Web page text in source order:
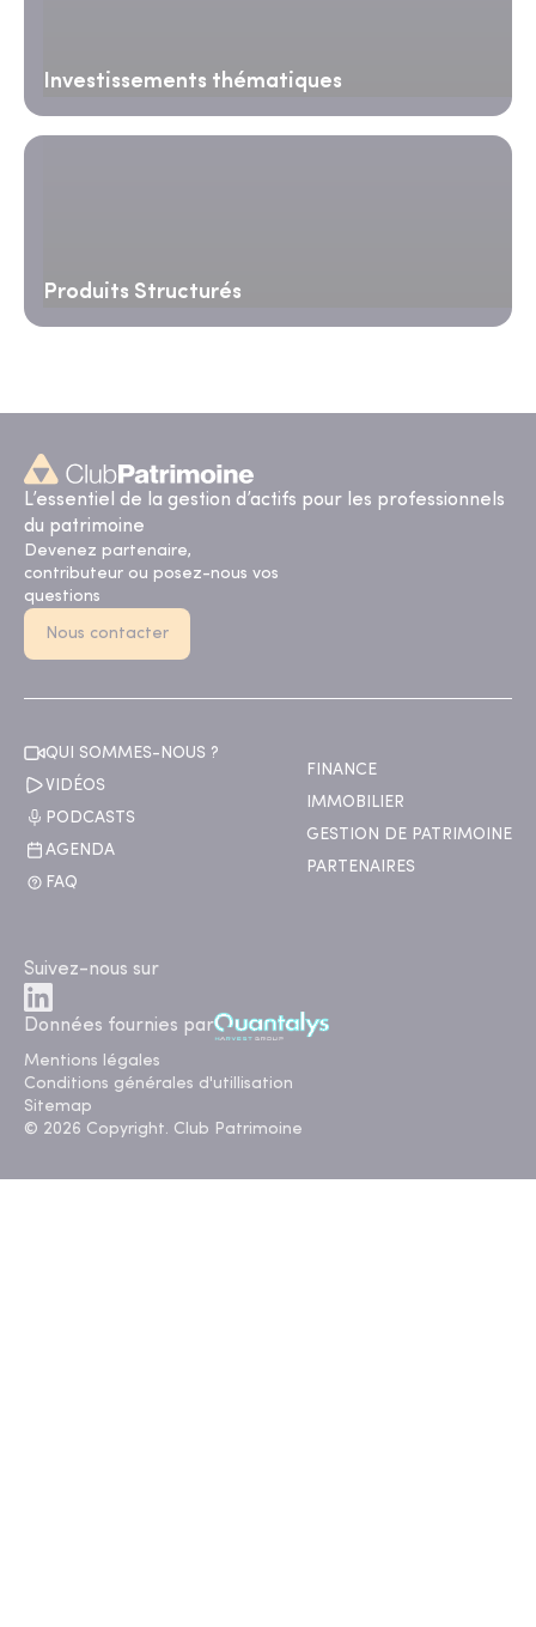
Investissements thématiques
Produits Structurés
L’essentiel de la gestion d’actifs pour les professionnels
du patrimoine
Devenez partenaire,
contributeur ou posez-nous vos
questions
Nous contacter
QUI SOMMES-NOUS ?
VIDÉOS
PODCASTS
AGENDA
FAQ
FINANCE
IMMOBILIER
GESTION DE PATRIMOINE
PARTENAIRES
Suivez-nous sur
Données fournies par
Mentions légales
Conditions générales d'utillisation
Sitemap
© 2026 Copyright. Club Patrimoine